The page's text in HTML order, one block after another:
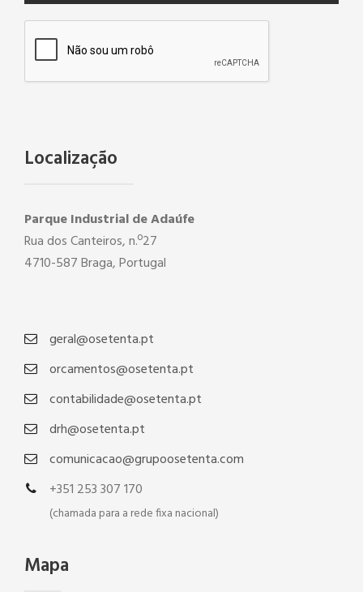
Localização
Parque Industrial de Adaúfe
Rua dos Canteiros, n.º27
4710-587 Braga, Portugal
geral@osetenta.pt
orcamentos@osetenta.pt
contabilidade@osetenta.pt
drh@osetenta.pt
comunicacao@grupoosetenta.com
+351 253 307 170
(chamada para a rede fixa nacional)
Mapa